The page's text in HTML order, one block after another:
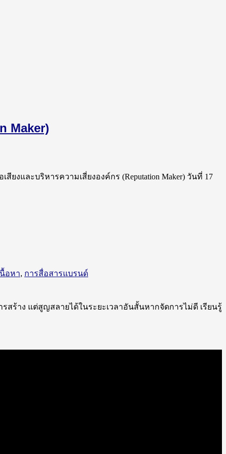
Maker)
ยงและบริหารความเสี่ยงองค์กร (Reputation Maker) วันที่ 17
อหา, การสื่อสารแบรนด์
สร้าง แต่สูญสลายได้ในระยะเวลาอันสั้นหากจัดการไม่ดี เรียนรู้